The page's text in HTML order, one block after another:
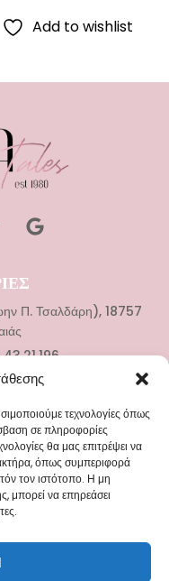
τεχνολογίες όπως
σε πληροφορίες
θα μας επιτρέψει να
όπως συμπεριφορά
τον ιστότοπο. Η μη
μπορεί να επηρεάσει
Add to wishlist
Π. Τσαλδάρη), 18757